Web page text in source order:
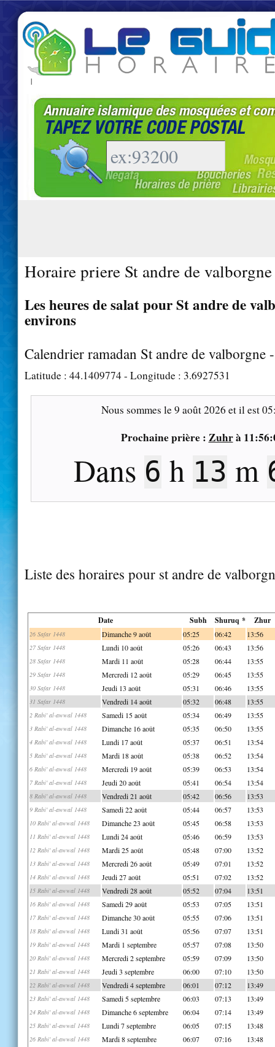
|
Horaire priere St andre de
Les heures de salat pour St andre de
environs
Calendrier ramadan St andre de valborgne
Latitude : 44.1409774- Longitude : 3.6927531
Nous sommes le9 août 2026 et il est
Prochaine prière : Zuhrà
Dans 6 h 13 m
Liste des horaires pour st andre de
Date Subh Shuruq * Zhur
26 Safar 1448 Dimanche 9 août 05:25 06:42 13:56
27 Safar 1448 Lundi 10 août 05:26 06:43 13:56
28 Safar 1448 Mardi 11 août 05:28 06:44 13:55
29 Safar 1448 Mercredi 12 août 05:29 06:45 13:55
30 Safar 1448 Jeudi 13 août 05:31 06:46 13:55
31 Safar 1448 Vendredi 14 août 05:32 06:48 13:55
2 Rabi' al-awwal 1448 Samedi 15 août 05:34 06:49 13:55
3 Rabi' al-awwal 1448 Dimanche 16 août 05:35 06:50 13:55
4 Rabi' al-awwal 1448 Lundi 17 août 05:37 06:51 13:54
5 Rabi' al-awwal 1448 Mardi 18 août 05:38 06:52 13:54
6 Rabi' al-awwal 1448 Mercredi 19 août 05:39 06:53 13:54
7 Rabi' al-awwal 1448 Jeudi 20 août 05:41 06:54 13:54
8 Rabi' al-awwal 1448 Vendredi 21 août 05:42 06:56 13:53
9 Rabi' al-awwal 1448 Samedi 22 août 05:44 06:57 13:53
10 Rabi' al-awwal 1448 Dimanche 23 août 05:45 06:58 13:53
11 Rabi' al-awwal 1448 Lundi 24 août 05:46 06:59 13:53
12 Rabi' al-awwal 1448 Mardi 25 août 05:48 07:00 13:52
13 Rabi' al-awwal 1448 Mercredi 26 août 05:49 07:01 13:52
14 Rabi' al-awwal 1448 Jeudi 27 août 05:51 07:02 13:52
15 Rabi' al-awwal 1448 Vendredi 28 août 05:52 07:04 13:51
16 Rabi' al-awwal 1448 Samedi 29 août 05:53 07:05 13:51
17 Rabi' al-awwal 1448 Dimanche 30 août 05:55 07:06 13:51
18 Rabi' al-awwal 1448 Lundi 31 août 05:56 07:07 13:51
19 Rabi' al-awwal 1448 Mardi 1 septembre 05:57 07:08 13:50
20 Rabi' al-awwal 1448 Mercredi 2 septembre 05:59 07:09 13:50
21 Rabi' al-awwal 1448 Jeudi 3 septembre 06:00 07:10 13:50
22 Rabi' al-awwal 1448 Vendredi 4 septembre 06:01 07:12 13:49
23 Rabi' al-awwal 1448 Samedi 5 septembre 06:03 07:13 13:49
24 Rabi' al-awwal 1448 Dimanche 6 septembre 06:04 07:14 13:49
25 Rabi' al-awwal 1448 Lundi 7 septembre 06:05 07:15 13:48
26 Rabi' al-awwal 1448 Mardi 8 septembre 06:07 07:16 13:48